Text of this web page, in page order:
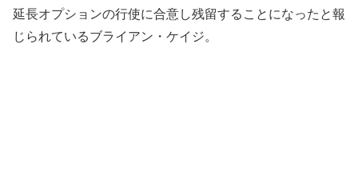
延長オプションの行使に合意し残留することになったと報
じられているブライアン・ケイジ。